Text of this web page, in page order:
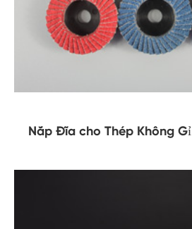
Nắp Đĩa cho Thép Không Gỉ